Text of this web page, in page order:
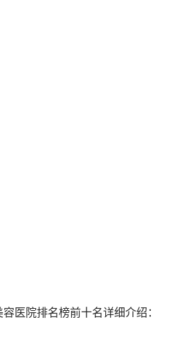
医院排名榜前十名详细介绍：